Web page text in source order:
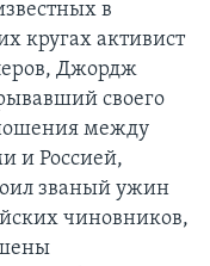
в
кругах активист
Джордж
своего
между
и Россией,
званый ужин
чиновников,